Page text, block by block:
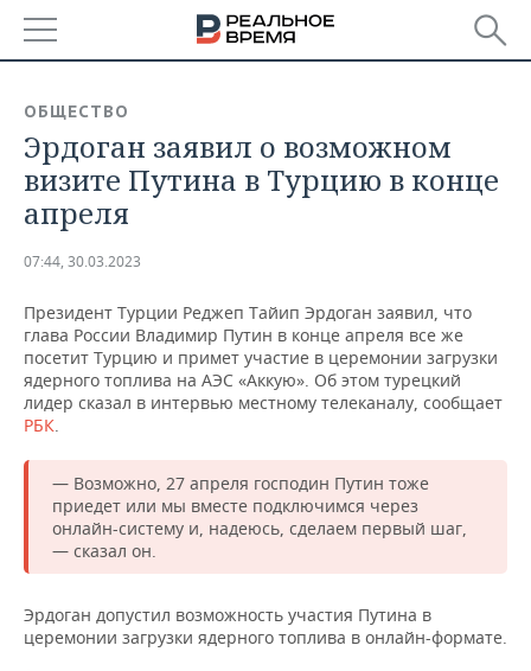
БАШКОРТОСТАН
ТАТАРСТАН
НОВОСТИ
АНАЛИТИКА
ДЕКЛАРАЦИИ О ДОХОДАХ
КОРОЛИ ГОСЗАКАЗА ПФО
ВУЗЫ ТАТАРСТАНА
КОМУ ПРИНАДЛЕЖАТ
ТОРГОВЫЕ ЦЕНТРЫ
ТАТАРСТАНА
НОВОСТИ ЭКОНОМИКИ
ФИНАНСЫ
БАНКИ
БЮДЖЕТ
ИНВЕСТИЦИИ
ПРОМЫШЛЕННОСТЬ
НОВОСТИ
ПРОМЫШЛЕННОСТИ
АГРОПРОМ
МАШИНОСТРОЕНИЕ
НЕФТЕХИМИЯ
ОПК
НЕДВИЖИМОСТЬ
НОВОСТИ НЕДВИЖИМОСТИ
АВТО
НОВОСТИ АВТО
БИЗНЕС
НОВОСТИ БИЗНЕСА
РОЗНИЧНАЯ ТОРГОВЛЯ
ТРАНСПОРТ
ТЕХНОЛОГИИ
НОВОСТИ ТЕХНОЛОГИЙ
IT
МЕРОПРИЯТИЯ
НОВОСТИ МЕРОПРИЯТИЙ
СПОРТ
ОБЩЕСТВО
Эрдоган заявил о возможном
визите Путина в Турцию в конце
апреля
07:44, 30.03.2023
Президент Турции Реджеп Тайип Эрдоган заявил, что
глава России Владимир Путин в конце апреля все же
посетит Турцию и примет участие в церемонии загрузки
ядерного топлива на АЭС «Аккую». Об этом турецкий
лидер сказал в интервью местному телеканалу, сообщает
РБК.
— Возможно, 27 апреля господин Путин тоже
приедет или мы вместе подключимся через
онлайн-систему и, надеюсь, сделаем первый шаг,
— сказал он.
Эрдоган допустил возможность участия Путина в
церемонии загрузки ядерного топлива в онлайн-формате.